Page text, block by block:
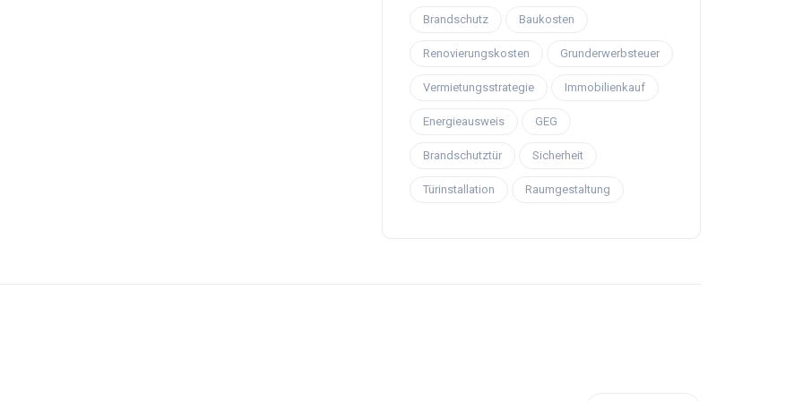
Brandschutz Baukosten
Renovierungskosten Grunderwerbsteuer
Vermietungsstrategie Immobilienkauf
Energieausweis GEG
Brandschutztür Sicherheit
Türinstallation Raumgestaltung